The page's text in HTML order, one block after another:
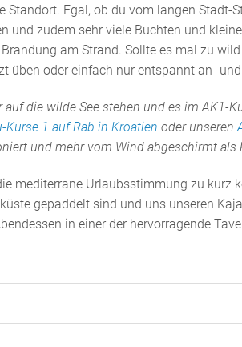
Standort. Egal, ob du vom langen Stadt-
und zudem sehr viele Buchten und
am Strand. Sollte es mal zu
üben oder einfach nur entspannt an-
die wilde See stehen und es im AK1-
Kurse 1 auf Rab in Kroatien oder unseren
und mehr vom Wind abgeschirmt als
mediterrane Urlaubsstimmung zu kurz
gepaddelt sind und uns unseren
in einer der hervorragende